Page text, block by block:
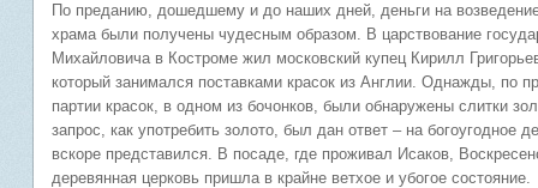
По преданию, дошедшему и до наших дней, деньги на
храма были получены чудесным образом. В царствование
Михайловича в Костроме жил московский купец Кирилл
который занимался поставками красок из Англии. Однажды, по
партии красок, в одном из бочонков, были обнаружены слитки
запрос, как употребить золото, был дан ответ – на богоугодное
вскоре представился. В посаде, где проживал Исаков,
деревянная церковь пришла в крайне ветхое и убогое